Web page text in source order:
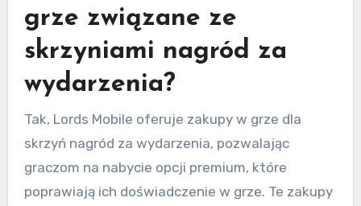
grze związane ze
skrzyniami nagród za
wydarzenia?
Tak, Lords Mobile oferuje zakupy w grze dla
skrzyń nagród za wydarzenia, pozwalając
graczom na nabycie opcji premium, które
poprawiają ich doświadczenie w grze. Te zakupy